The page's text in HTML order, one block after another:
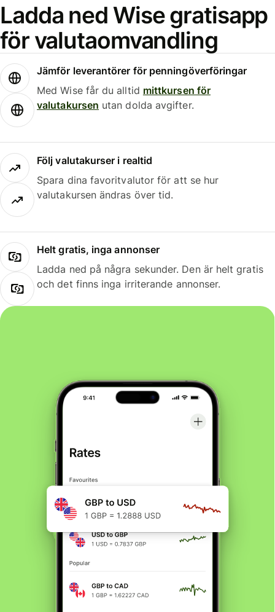
Ladda ned Wise gratisapp
för valutaomvandling
Jämför leverantörer för penningöverföringar
Med Wise får du alltid mittkursen för
valutakursen utan dolda avgifter.
Följ valutakurser i realtid
Spara dina favoritvalutor för att se hur
valutakursen ändras över tid.
Helt gratis, inga annonser
Ladda ned på några sekunder. Den är helt gratis
och det finns inga irriterande annonser.